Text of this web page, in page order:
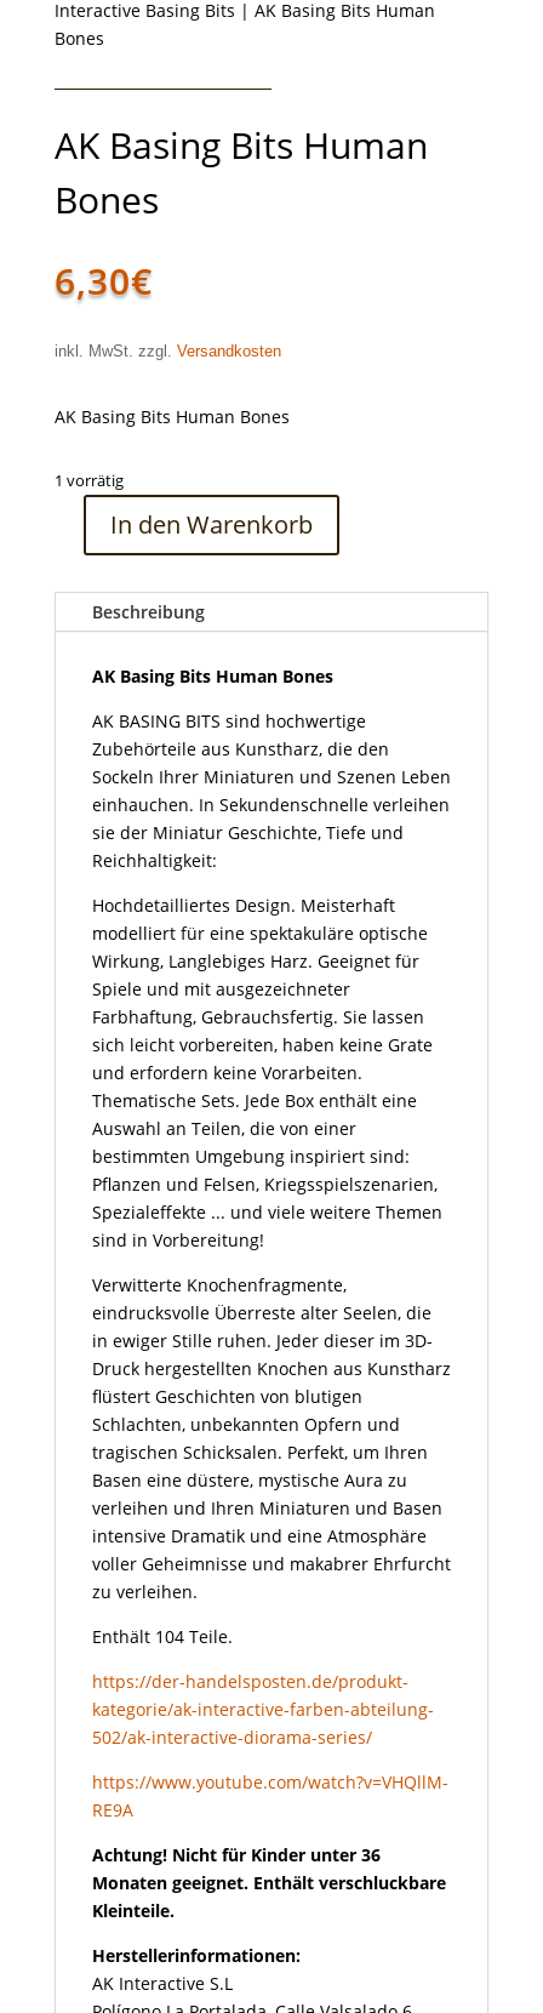
Interactive Basing Bits | AK Basing Bits Human
Bones
AK Basing Bits Human
Bones
6,30€
inkl. MwSt. zzgl. Versandkosten
AK Basing Bits Human Bones
1 vorrätig
Bits
Human
Menge
In den Warenkorb
Beschreibung
AK Basing Bits Human Bones
AK BASING BITS sind hochwertige
Zubehörteile aus Kunstharz, die den
Sockeln Ihrer Miniaturen und Szenen Leben
einhauchen. In Sekundenschnelle verleihen
sie der Miniatur Geschichte, Tiefe und
Reichhaltigkeit:
Hochdetailliertes Design. Meisterhaft
modelliert für eine spektakuläre optische
Wirkung, Langlebiges Harz. Geeignet für
Spiele und mit ausgezeichneter
Farbhaftung, Gebrauchsfertig. Sie lassen
sich leicht vorbereiten, haben keine Grate
und erfordern keine Vorarbeiten.
Thematische Sets. Jede Box enthält eine
Auswahl an Teilen, die von einer
bestimmten Umgebung inspiriert sind:
Pflanzen und Felsen, Kriegsspielszenarien,
Spezialeffekte ... und viele weitere Themen
sind in Vorbereitung!
Verwitterte Knochenfragmente,
eindrucksvolle Überreste alter Seelen, die
in ewiger Stille ruhen. Jeder dieser im 3D-
Druck hergestellten Knochen aus Kunstharz
flüstert Geschichten von blutigen
Schlachten, unbekannten Opfern und
tragischen Schicksalen. Perfekt, um Ihren
Basen eine düstere, mystische Aura zu
verleihen und Ihren Miniaturen und Basen
intensive Dramatik und eine Atmosphäre
voller Geheimnisse und makabrer Ehrfurcht
zu verleihen.
Enthält 104 Teile.
https://der-handelsposten.de/produkt-
kategorie/ak-interactive-farben-abteilung-
502/ak-interactive-diorama-series/
https://www.youtube.com/watch?v=VHQllM-
RE9A
Achtung! Nicht für Kinder unter 36
Monaten geeignet. Enthält verschluckbare
Kleinteile.
Herstellerinformationen:
AK Interactive S.L